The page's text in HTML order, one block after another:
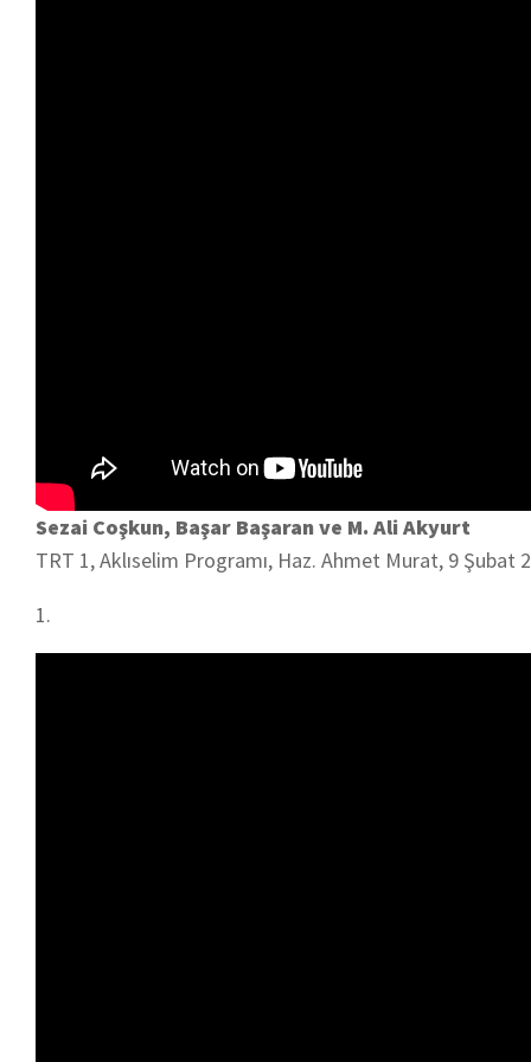
Sezai Coşkun, Başar Başaran ve M. Ali Akyurt
TRT 1, Aklıselim Programı, Haz. Ahmet Murat, 9 Şubat
1.